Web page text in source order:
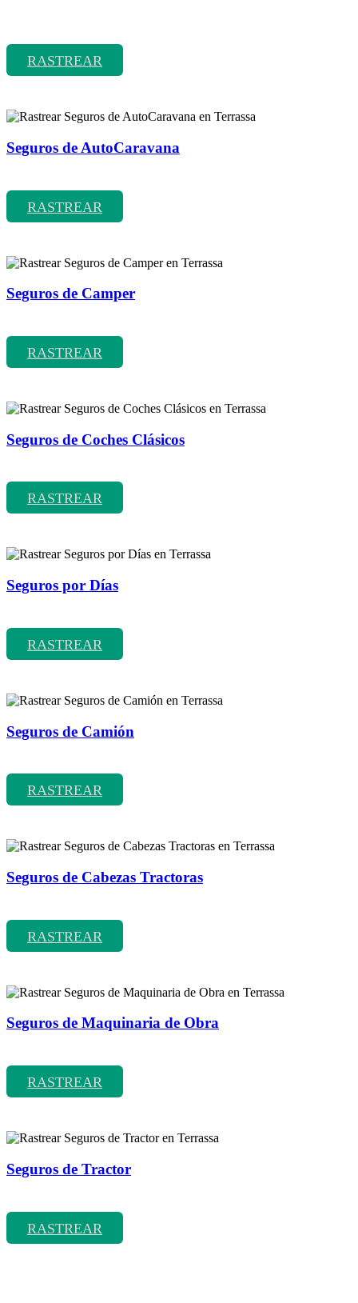
RASTREAR
Seguros de AutoCaravana
RASTREAR
Seguros de Camper
RASTREAR
Seguros de Coches Clásicos
RASTREAR
Seguros por Días
RASTREAR
Seguros de Camión
RASTREAR
Seguros de Cabezas Tractoras
RASTREAR
Seguros de Maquinaria de Obra
RASTREAR
Seguros de Tractor
RASTREAR